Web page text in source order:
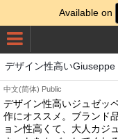
Available on
デザイン性高い
中文(简体) Public
デザイン性高いジュゼッ
作にオススメ。ブランド
ョン性高くて、大人カジ